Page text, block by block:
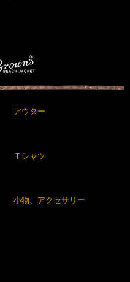
アウター
Ｔシャツ
小物、アクセサリー